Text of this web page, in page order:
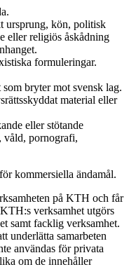
ursprung, kön, politisk
eller religiös åskådning
formuleringar.
bryter mot svensk lag.
material eller
eller stötande
våld, pornografi,
kommersiella ändamål.
på KTH och får
verksamhet utgörs
samt facklig verksamhet.
underlätta samarbeten
användas för privata
om de innehåller